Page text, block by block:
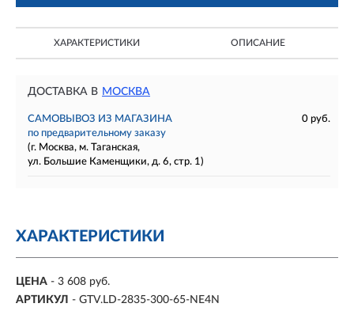
ХАРАКТЕРИСТИКИ ОПИСАНИЕ
ДОСТАВКА В МОСКВА
САМОВЫВОЗ ИЗ МАГАЗИНА
0 руб.
по предварительному заказу
(г. Москва, м. Таганская,
ул. Большие Каменщики, д. 6, стр. 1)
ХАРАКТЕРИСТИКИ
ЦЕНА - 3 608 руб.
АРТИКУЛ - GTV.LD-2835-300-65-NE4N